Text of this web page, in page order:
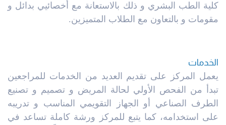
كلية الطب البشري و ذلك بالاستعانة مع أخصائيي بدائل و
مقومات و بالتعاون مع الطلاب المتميزين.
الخدمات
يعمل المركز على تقديم العديد من الخدمات للمراجعين
تبدأ من الفحص الأولي لحالة المريض و تصميم و تصنيع
الطرف الصناعي أو الجهاز التقويمي المناسب و تدريبه
على استخدامه، كما يتبع للمركز ورشة كاملة تساعد في